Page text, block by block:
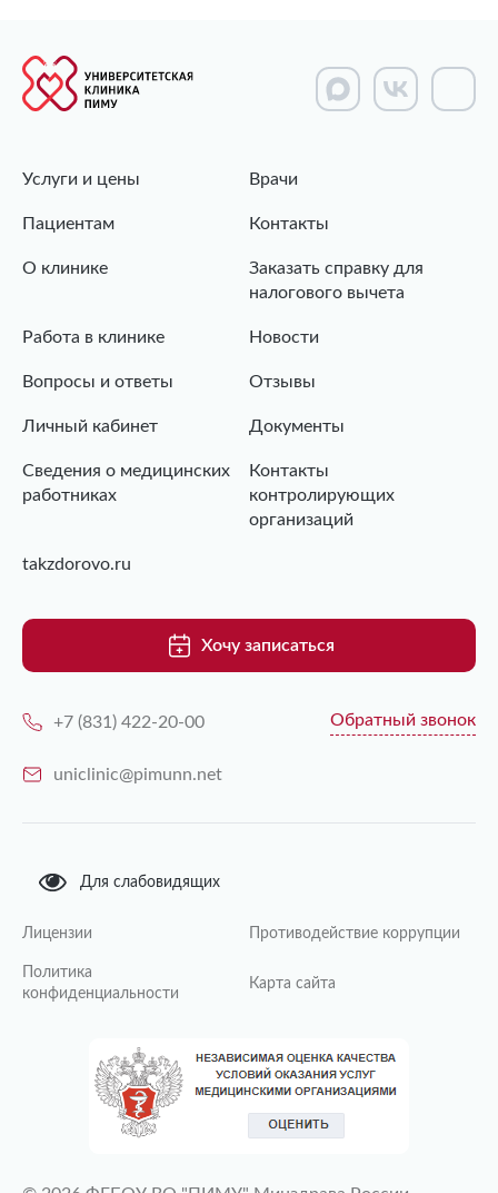
Услуги и цены Врачи
Пациентам Контакты
О клинике
Заказать справку для
налогового вычета
Работа в клинике Новости
Вопросы и ответы Отзывы
Личный кабинет Документы
Сведения о медицинских
работниках
Контакты
контролирующих
организаций
takzdorovo.ru
Хочу записаться
+7 (831) 422-20-00 Обратный звонок
uniclinic@pimunn.net
Для слабовидящих
Лицензии Противодействие коррупции
Политика
конфиденциальности
Карта сайта